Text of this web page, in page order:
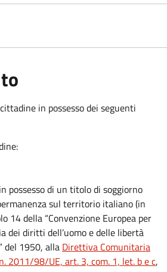
in possesso dei seguenti
possesso di un titolo di soggiorno
sul territorio italiano (in
14 della “Convenzione Europea per
dei diritti dell’uomo e delle libertà
del 1950, alla Direttiva Comunitaria
2011/98/UE, art. 3, com. 1, let. b e c,